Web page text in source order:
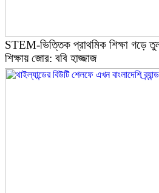
STEM-ভিত্তিক প্রাথমিক শিক্ষা গড়ে
শিক্ষায় জোর: ববি হাজ্জাজ